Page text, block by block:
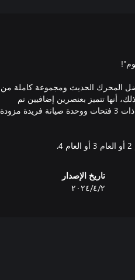
المحرك الحديث ومجموعة كاملة من
أنها تتميز بعنصرين إضافيين تم
تجهيزهما حصريًا لإطارها الطويل الفريد: منصة مسطحة ضخمة ذات 3 فتحات ووحدة صيانة فريدة مزودة
تاريخ الإصدار
٢‏/٤‏/٢٠٢٤